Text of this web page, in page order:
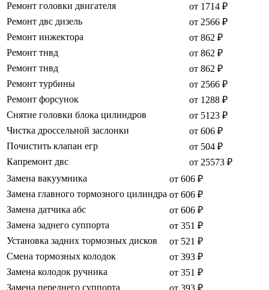
Ремонт головки двигателя
от 1714 ₽
Ремонт двс дизель
от 2566 ₽
Ремонт инжектора
от 862 ₽
Ремонт тнвд
от 862 ₽
Ремонт тнвд
от 862 ₽
Ремонт турбины
от 2566 ₽
Ремонт форсунок
от 1288 ₽
Снятие головки блока цилиндров
от 5123 ₽
Чистка дроссельной заслонки
от 606 ₽
Почистить клапан егр
от 504 ₽
Капремонт двс
от 25573 ₽
Замена вакуумника
от 606 ₽
Замена главного тормозного цилиндра от 606 ₽
Замена датчика абс
от 606 ₽
Замена заднего суппорта
от 351 ₽
Установка задних тормозных дисков
от 521 ₽
Смена тормозных колодок
от 393 ₽
Замена колодок ручника
от 351 ₽
Замена переднего суппорта